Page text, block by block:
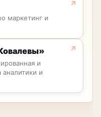
маркетинг и
и
и